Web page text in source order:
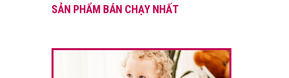
dễ dàng đối với mẹ. Hiểu
SẢN PHẨM BÁN CHẠY NHẤT